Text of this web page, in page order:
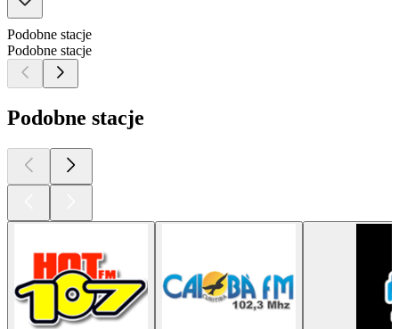
Podobne stacje
Podobne stacje
Podobne stacje